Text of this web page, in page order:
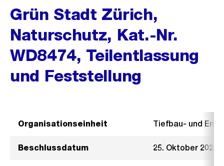
Grün Stadt Zürich,
Naturschutz, Kat.-Nr.
WD8474, Teilentlassung
und Feststellung
Organisationseinheit Tiefbau- und
Beschlussdatum 25. Oktober 2023